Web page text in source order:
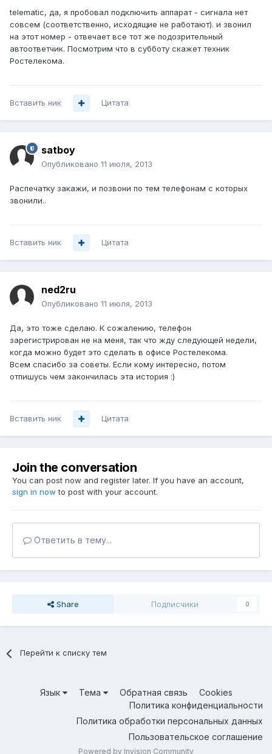
telematic, да, я пробовал подключить аппарат - сигнала нет
совсем (соответственно, исходящие не работают). и звонил
на этот номер - отвечает все тот же подозрительный
автоответчик. Посмотрим что в субботу скажет техник
Ростелекома.
Вставить ник Цитата
satboy
Опубликовано 11 июля, 2013
Распечатку закажи, и позвони по тем телефонам с которых
звонили..
Вставить ник Цитата
ned2ru
Опубликовано 11 июля, 2013
Да, это тоже сделаю. К сожалению, телефон
зарегистрирован не на меня, так что жду следующей недели,
когда можно будет это сделать в офисе Ростелекома.
Всем спасибо за советы. Если кому интересно, потом
отпишусь чем закончилась эта история :)
Вставить ник Цитата
Join the conversation
You can post now and register later. If you have an account,
sign in now to post with your account.
Ответить в тему...
Share Подписчики 0
Перейти к списку тем
Язык Тема Обратная связь
Cookies
Политика конфиденциальности
Политика обработки персональных данных
Пользовательское соглашение
Powered by Invision Community